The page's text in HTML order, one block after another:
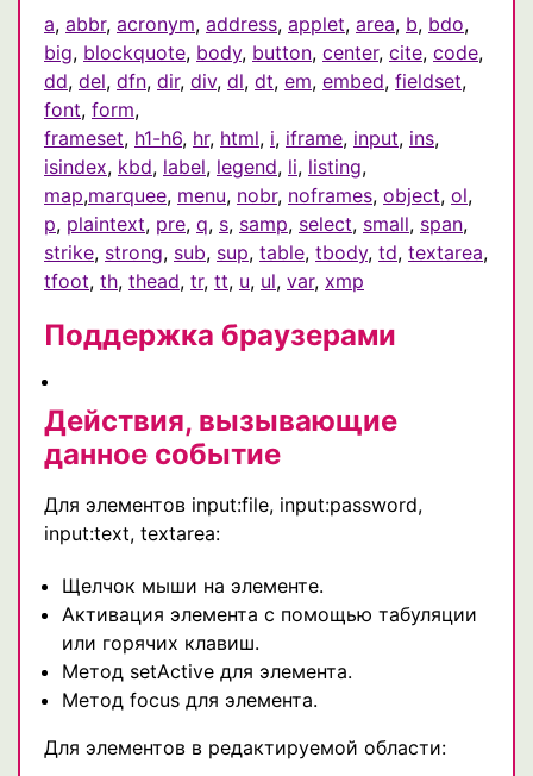
a, abbr, acronym, address, applet, area, b, bdo,
big, blockquote, body, button, center, cite, code,
dd, del, dfn, dir, div, dl, dt, em, embed, fieldset,
font, form,
frameset, h1-h6, hr, html, i, iframe, input, ins,
isindex, kbd, label, legend, li, listing,
map,marquee, menu, nobr, noframes, object, ol,
p, plaintext, pre, q, s, samp, select, small, span,
strike, strong, sub, sup, table, tbody, td, textarea,
tfoot, th, thead, tr, tt, u, ul, var, xmp
Поддержка браузерами
Действия, вызывающие
данное событие
Для элементов input:file, input:password,
input:text, textarea:
Щелчок мыши на элементе.
Активация элемента с помощью табуляции
или горячих клавиш.
Метод setActive для элемента.
Метод focus для элемента.
Для элементов в редактируемой области: